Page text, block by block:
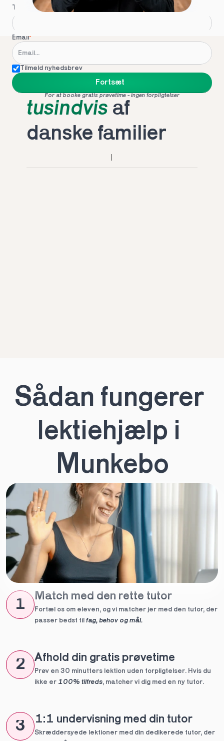
Telefon*
Email*
Tilmeld nyhedsbrev
Fortsæt
For at booke gratis prøvetime - ingen forpligtelser
tusindvis af
danske familier
Sådan fungerer
lektiehjælp i
Munkebo
1
Match med den rette tutor
Fortæl os om eleven, og vi matcher jer med den tutor, der
passer bedst til fag, behov og mål.
2 Afhold din gratis prøvetime
Prøv en 30 minutters lektion uden forpligtelser. Hvis du
ikke er 100% tilfreds, matcher vi dig med en ny tutor.
3 1:1 undervisning med din tutor
Skræddersyede lektioner med din dedikerede tutor, der